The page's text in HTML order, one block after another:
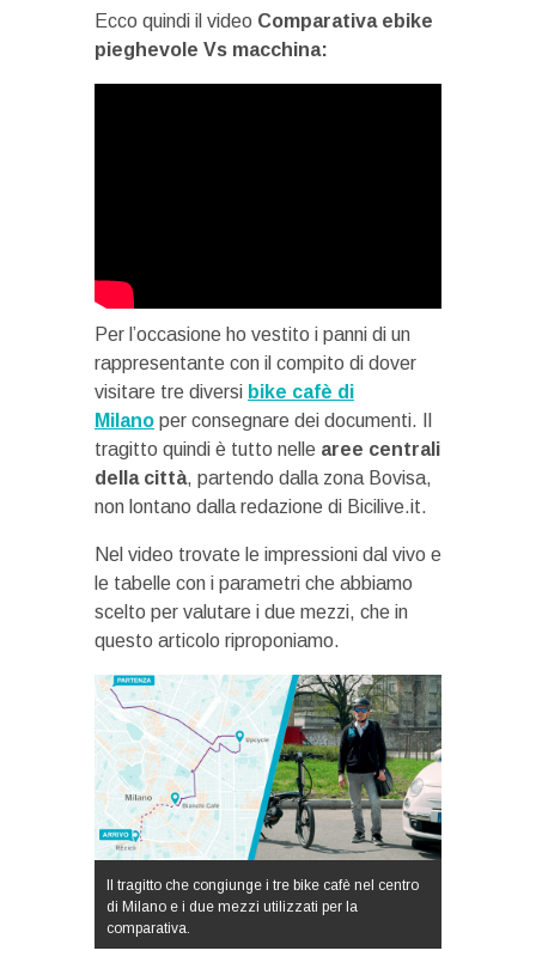
Ecco quindi il video Comparativa ebike
pieghevole Vs macchina:
Per l’occasione ho vestito i panni di un
rappresentante con il compito di dover
visitare tre diversi bike cafè di
Milano per consegnare dei documenti. Il
tragitto quindi è tutto nelle aree centrali
della città, partendo dalla zona Bovisa,
non lontano dalla redazione di Bicilive.it.
Nel video trovate le impressioni dal vivo e
le tabelle con i parametri che abbiamo
scelto per valutare i due mezzi, che in
questo articolo riproponiamo.
Il tragitto che congiunge i tre bike cafè nel centro
di Milano e i due mezzi utilizzati per la
comparativa.